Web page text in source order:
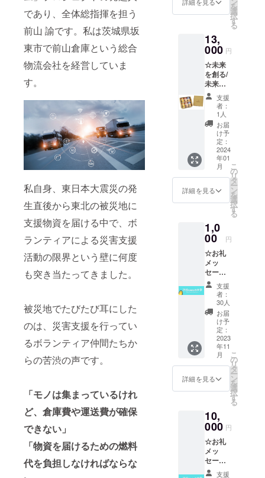
であり、全体総指揮を担う
前山 諭です。私は茨城県坂
東市で前山倉庫という総合
物流会社を経営していま
す。
私自身、東日本大震災の発
生直後から東北の被災地に
支援物資を届ける中で、ボ
ランティアによる災害支援
活動の限界という壁に何度
も突き当たってきました。
被災地でたびたび耳にした
のは、災害支援を行ってい
るボランティア仲間たちか
らの苦渋の声です。
「モノは集まっているけれ
ど、倉庫費や運送費が確保
できない」
「物資を届けるための燃料
代を負担しなければならな
ム」第
１号の
験の記
録を
「災害
列島
ニッポ
ンから
始まる
サステ
ナブル
な災害
支援シ
ステ
ム」プ
ロジェ
クトの
ホーム
ページ
内に残
を許可
してい
だける
方のみ
のご支
援をお
願いい
たしま
す。
スのご
担当者
入くだ
さい。
※企業ロ
ゴの
データ
を送っ
ていた
だく方
法は、
クラ
ファン
終了後
に追っ
てご連
絡いた
しま
す。 掲
載期間
は、
3月〜最
短でも
2025年
2月まで
は掲載
しま
す。で
きるだ
け長く
掲載し
たいの
で、半
永久的
な掲載
を許可
してい
ていた
だける
方のみ
援をお
願いい
たしま
す。
は、ホ
ログラ
ボーの
イメー
ジ（オ
リジナ
ルデザ
イン
前）で
す。
いこう
という
られた
“ぴよ
ちゃ
ん”シ
リーズ
「渋谷
Web3大
学」T
シャツ
の写真
は、オ
リジナ
ルデザ
イン前
です。
Web3大
ラク
ター“ぴ
よちゃ
ん”をあ
しらっ
た本ク
ラファ
ンリ
ターン
用オリ
ジナル
デザイ
ンで作
成して
お届け
す。人
間、誰
のに挑
戦する
時はひ
よっこ
ちゃん
だと思
いま
す。ひ
よこか
らどん
な形へ
進化す
るのか
は自分
気持ち
で災害
題へと
立ち向
かって
いこう
という
気持ち
トアッ
プは
キャス
ティン
グを表
してい
て、東
京発で
世界を
無限に
繋げる
ことで
地球と
人類の
未来を
創って
込め
た、シ
マウマ
合同会
社のサ
イン
マーク
です。
このプ
ロジェ
クトの
サステ
ナブル
な成功
を願
ク&フォ
アキャ
リー
ズ。 ※
商標登
録済み
■バック
&フォア
キャス
を創る/
む“バッ
ク&フォ
アキャ
スティ
ング”T
シャ
ツ】
色：
白、黒
サイ
ズ：S、
M、L、
のカウ
ントダ
ウンは
バック
し、カ
ウント
はフォ
アキャ
スティ
ングを
表して
いて、
東京発
で世界
を無限
に繋げ
ること
で地球
と人類
の未来
う想い
を込め
た、シ
マウマ
合同会
社のサ
イン
を
選
択
す
る
13,
000 円
☆未来
を創る/
未来へ
突き進
む“バッ
ク&フォ
アキャ
スティ
ング”シ
リーズ
【お礼
メッ
セージ
＋未来
を創る/
む“バッ
ク&フォ
アキャ
スティ
ング”ア
キモト
のパン
の缶
詰】 パ
ンの缶
詰 (乳酸
菌入
り ※賞
味期限5
年) テイ
ストは
『オレ
リー
味、ス
リー
味 各2
缶ず
つ 計6
支援
者：
1人
お届
け予
定：
2024
年01
月
詳細を見る
こ
の
リ
タ
ー
ン
を
選
択
す
る
1,0
00 円
☆お礼
メッ
セージ
【メー
ルでの
お礼
メッ
セー
ジ】 本
プロ
ジェク
トは、
日本が
世界で
必要と
めに、
もっと
もっと
グロー
バル
化、デ
ジタル
支援
者：
30人
お届
け予
定：
2023
年11
月
詳細を見る
こ
の
リ
タ
ー
ン
を
選
択
す
る
10,
000 円
☆お礼
メッ
セージ
【メー
支援